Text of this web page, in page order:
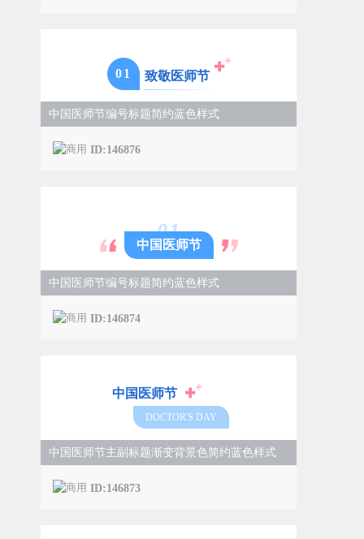
01 致敬医师节
中国医师节编号标题简约蓝色样式
ID:146876
01
中国医师节
中国医师节编号标题简约蓝色样式
ID:146874
中国医师节
DOCTOR'S DAY
中国医师节主副标题渐变背景色简约蓝色样式
ID:146873